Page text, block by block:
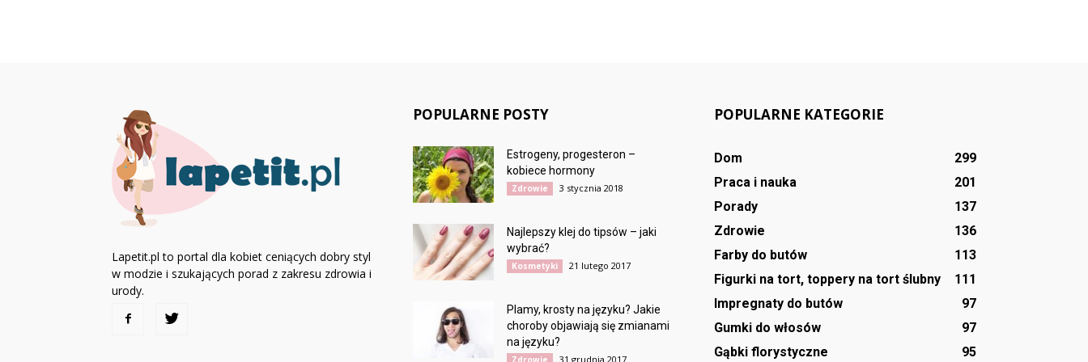
Lapetit.pl to portal dla kobiet ceniących dobry styl
w modzie i szukających porad z zakresu zdrowia i
urody.
POPULARNE POSTY
Estrogeny, progesteron –
kobiece hormony
Zdrowie 3 stycznia 2018
Najlepszy klej do tipsów – jaki
wybrać?
Kosmetyki 21 lutego 2017
Plamy, krosty na języku? Jakie
choroby objawiają się zmianami
na języku?
Zdrowie 31 grudnia 2017
POPULARNE KATEGORIE
Dom
299
Praca i nauka
201
Porady
137
Zdrowie
136
Farby do butów
113
Figurki na tort, toppery na tort ślubny
111
Impregnaty do butów
97
Gumki do włosów
97
Gąbki florystyczne
95